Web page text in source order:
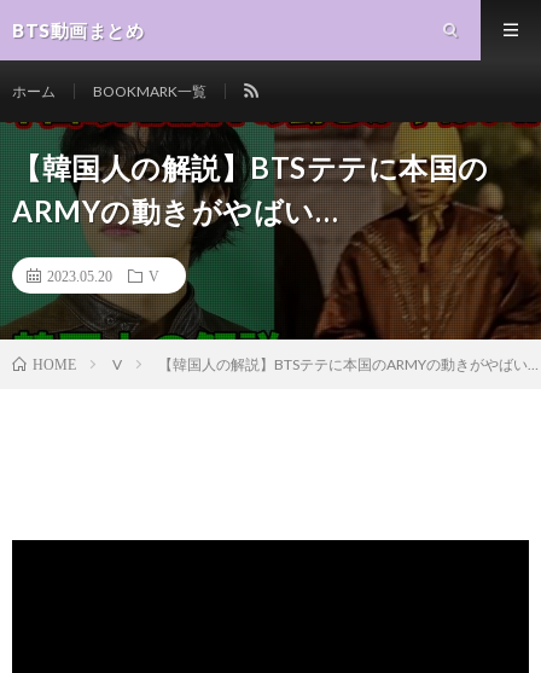
BTS動画まとめ
ホーム BOOKMARK一覧
【韓国人の解説】BTSテテに本国の
ARMYの動きがやばい…
2023.05.20 V
HOME V 【韓国人の解説】BTSテテに本国のARMYの動きがやばい…